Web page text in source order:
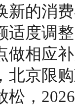
新的消
适度调
做相应
北京限
松，